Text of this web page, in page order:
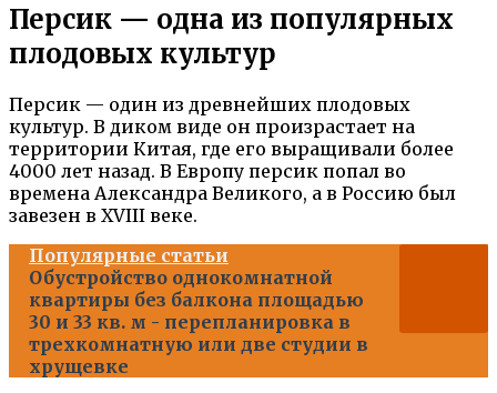
Персик — одна из популярных
плодовых культур
Персик — один из древнейших плодовых
культур. В диком виде он произрастает на
территории Китая, где его выращивали более
4000 лет назад. В Европу персик попал во
времена Александра Великого, а в Россию был
завезен в XVIII веке.
Популярные статьи
Обустройство однокомнатной
квартиры без балкона площадью
30 и 33 кв. м - перепланировка в
трехкомнатную или две студии в
хрущевке